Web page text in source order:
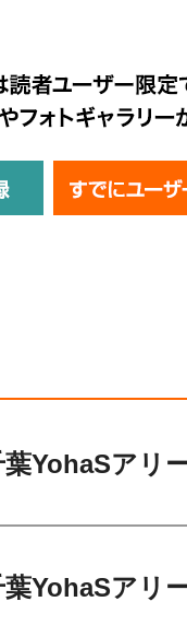
葉YohaSア
葉YohaSア